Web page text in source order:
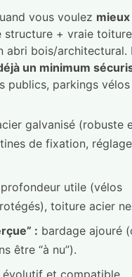
vous voulez mieux
structure + vraie
abri bois/architectural.
un minimum
publics, parkings vélos
galvanisé (robuste
de fixation,
profondeur utile (vélos
toiture acier
: bardage ajouré
être “à nu”).
évolutif et compatible